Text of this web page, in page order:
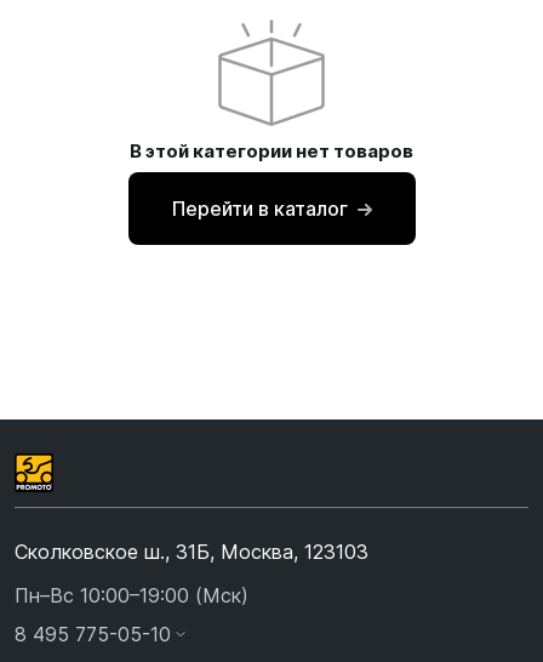
В этой категории нет товаров
Перейти в каталог
Сколковское ш., 31Б, Москва, 123103
Пн–Вс 10:00–19:00 (Мск)
8 495 775-05-10